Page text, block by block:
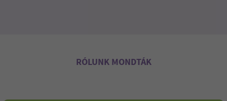
RÓLUNK MONDTÁK